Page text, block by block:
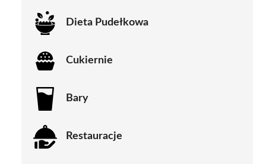
Dieta Pudełkowa
Cukiernie
Bary
Restauracje